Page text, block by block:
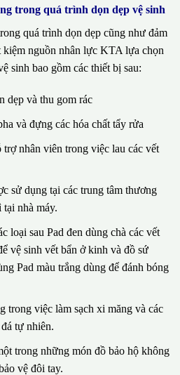
trong quá trình dọn dẹp vệ sinh
quá trình dọn dẹp cũng như đảm
kiệm nguồn nhân lực KTA lựa chọn
sinh bao gồm các thiết bị sau:
dẹp và thu gom rác
và đựng các hóa chất tẩy rửa
trợ nhân viên trong việc lau các vết
sử dụng tại các trung tâm thương
nhà máy.
loại sau Pad đen dùng chà các vết
vệ sinh vết bẩn ở kinh và đồ sứ
Pad màu trắng dùng để đánh bóng
trong việc làm sạch xi măng và các
tự nhiên.
trong những món đồ bảo hộ không
vệ đôi tay.